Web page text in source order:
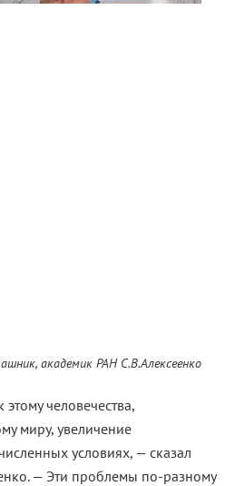
академик РАН С.В.Алексеенко
человечества,
миру, увеличение
условиях, — сказал
— Эти проблемы по-разному